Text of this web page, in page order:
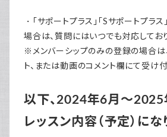
・ 「サポートプラス」「Sサポートプラ
場合は、質問にはいつでも対応しており
※メンバーシップのみの登録の場合は
ト、または動画のコメント欄にて受け付
以下、2024年6月～2025
レッスン内容（予定）にな